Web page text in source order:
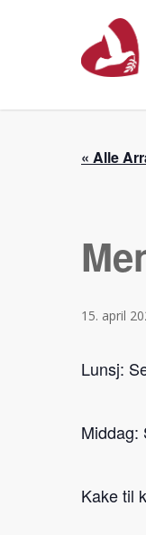
« Alle
15. april
Lunsj:
Middag:
Kake til